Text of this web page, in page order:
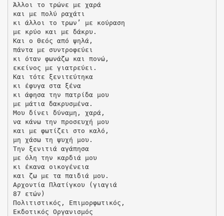
Άλλοι το τρώνε με χαρά
και με πολύ ραχάτι
κι άλλοι το τρων’ με κούραση
με κρύο και με δάκρυ.
Και ο Θεός από ψηλά,
πάντα με συντροφεύει
κι όταν φωνάζω και πονώ,
εκείνος με γιατρεύει.
Και τότε ξενιτεύτηκα
κι έφυγα στα ξένα
κι άφησα την πατρίδα μου
με μάτια δακρυσμένα.
Μου δίνει δύναμη, χαρά,
να κάνω την προσευχή μου
και με φωτίζει στο καλό,
μη χάσω τη ψυχή μου.
Την ξενιτιά αγάπησα
με όλη την καρδιά μου
κι έκανα οικογένεια
και ζω με τα παιδιά μου.
Αρχοντία Πλατίγκου (γιαγιά
87 ετών)
Πολιτιστικός, Επιμορφωτικός,
Εκδοτικός Οργανισμός